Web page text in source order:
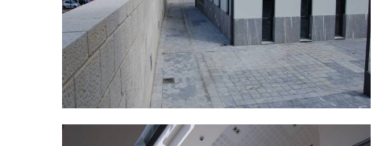
DSC_0479.jpg